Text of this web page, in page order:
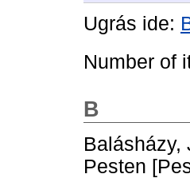
Ugrás ide:
Number of
B
Balásházy,
Pesten